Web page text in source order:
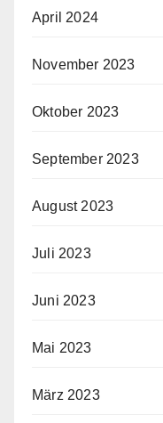
April 2024
November 2023
Oktober 2023
September 2023
August 2023
Juli 2023
Juni 2023
Mai 2023
März 2023